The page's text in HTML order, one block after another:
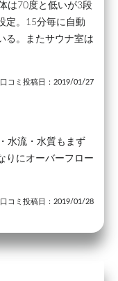
は70度と低いが3段
定。15分毎に自動
る。またサウナ室は
口コミ投稿日：2019/01/27
水流・水質もまず
りにオーバーフロー
口コミ投稿日：2019/01/28